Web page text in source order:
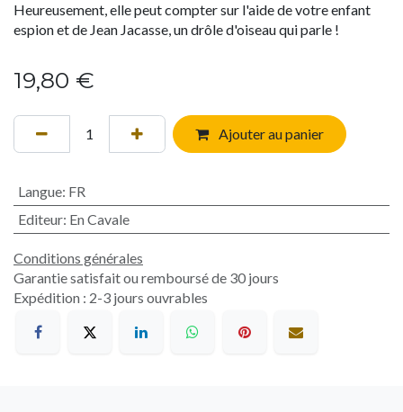
Heureusement, elle peut compter sur l'aide de votre enfant
espion et de Jean Jacasse, un drôle d'oiseau qui parle !
19,80 €
Ajouter au panier
Langue: FR
Editeur: En Cavale
Conditions générales
Garantie satisfait ou remboursé de 30 jours
Expédition : 2-3 jours ouvrables